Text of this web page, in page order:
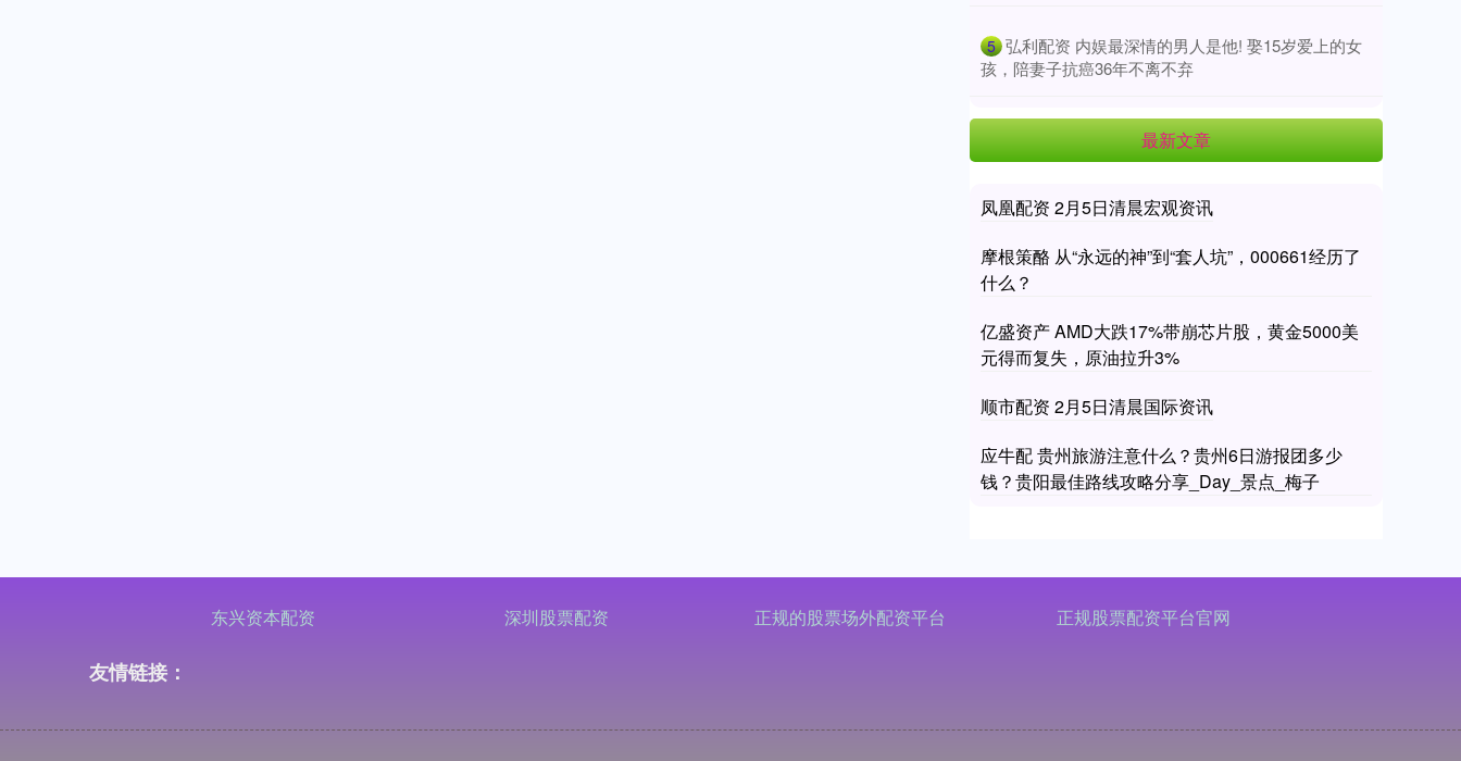
5 ​弘利配资 内娱最深情的男人是他! 娶15岁爱上的女
孩，陪妻子抗癌36年不离不弃
最新文章
凤凰配资 2月5日清晨宏观资讯
摩根策酪 从“永远的神”到“套人坑”，000661经历了
什么？
亿盛资产 AMD大跌17%带崩芯片股，黄金5000美
元得而复失，原油拉升3%
顺市配资 2月5日清晨国际资讯
应牛配 贵州旅游注意什么？贵州6日游报团多少
钱？贵阳最佳路线攻略分享_Day_景点_梅子
东兴资本配资 深圳股票配资 正规的股票场外配资平台 正规股票配资平台官网
友情链接：